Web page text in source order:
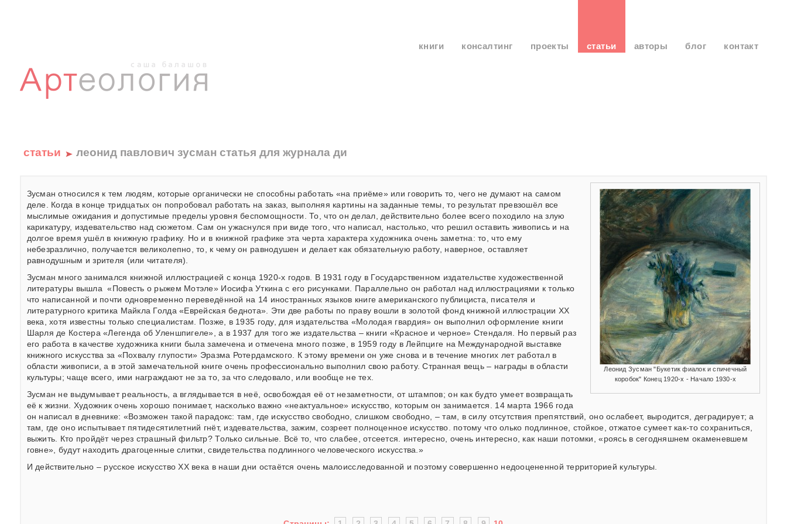
книги консалтинг проекты статьи авторы блог контакт
статьи леонид павлович зусман статья для журнала ди
Леонид Зусман "Букетик фиалок и спичечный
коробок" Конец 1920-х - Начало 1930-х
Зусман относился к тем людям, которые органически не способны работать «на приёме» или говорить то, чего не думают на самом
деле. Когда в конце тридцатых он попробовал работать на заказ, выполняя картины на заданные темы, то результат превзошёл все
мыслимые ожидания и допустимые пределы уровня беспомощности. То, что он делал, действительно более всего походило на злую
карикатуру, издевательство над сюжетом. Сам он ужаснулся при виде того, что написал, настолько, что решил оставить живопись и на
долгое время ушёл в книжную графику. Но и в книжной графике эта черта характера художника очень заметна: то, что ему
небезразлично, получается великолепно, то, к чему он равнодушен и делает как обязательную работу, наверное, оставляет
равнодушным и зрителя (или читателя).
Зусман много занимался книжной иллюстрацией с конца 1920-х годов. В 1931 году в Государственном издательстве художественной
литературы вышла «Повесть о рыжем Мотэле» Иосифа Уткина с его рисунками. Параллельно он работал над иллюстрациями к только
что написанной и почти одновременно переведённой на 14 иностранных языков книге американского публициста, писателя и
литературного критика Майкла Голда «Еврейская беднота». Эти две работы по праву вошли в золотой фонд книжной иллюстрации ХХ
века, хотя известны только специалистам. Позже, в 1935 году, для издательства «Молодая гвардия» он выполнил оформление книги
Шарля де Костера «Легенда об Уленшпигеле», а в 1937 для того же издательства – книги «Красное и черное» Стендаля. Но первый раз
его работа в качестве художника книги была замечена и отмечена много позже, в 1959 году в Лейпциге на Международной выставке
книжного искусства за «Похвалу глупости» Эразма Ротердамского. К этому времени он уже снова и в течение многих лет работал в
области живописи, а в этой замечательной книге очень профессионально выполнил свою работу. Странная вещь – награды в области
культуры; чаще всего, ими награждают не за то, за что следовало, или вообще не тех.
Зусман не выдумывает реальность, а вглядывается в неё, освобождая её от незаметности, от штампов; он как будто умеет возвращать
её к жизни. Художник очень хорошо понимает, насколько важно «неактуальное» искусство, которым он занимается. 14 марта 1966 года
он написал в дневнике: «Возможен такой парадокс: там, где искусство свободно, слишком свободно, – там, в силу отсутствия препятствий, оно ослабеет, выродится, деградирует; а
там, где оно испытывает пятидесятилетний гнёт, издевательства, зажим, созреет полноценное искусство. потому что олько подлинное, стойкое, отжатое сумеет как-то сохраниться,
выжить. Кто пройдёт через страшный фильтр? Только сильные. Всё то, что слабее, отсеется. интересно, очень интересно, как наши потомки, «роясь в сегодняшнем окаменевшем
говне», будут находить драгоценные слитки, свидетельства подлинного человеческого искусства.»
И действительно – русское искусство ХХ века в наши дни остаётся очень малоисследованной и поэтому совершенно недооцененной территорией культуры.